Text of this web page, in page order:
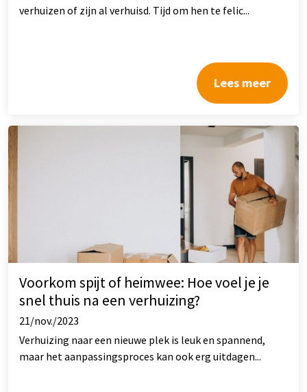
verhuizen of zijn al verhuisd. Tijd om hen te felic...
Lees meer
Voorkom spijt of heimwee: Hoe voel je je
snel thuis na een verhuizing?
21/nov./2023
Verhuizing naar een nieuwe plek is leuk en spannend,
maar het aanpassingsproces kan ook erg uitdagen...